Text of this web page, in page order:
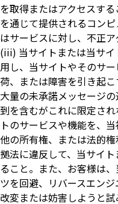
を取得またはアクセスす
を通じて提供されるコン
はサービスに対し、不正
(iii) 当サイトまたは当サ
用し、当サイトやそのサ
荷、または障害を引き起こ
大量の未承諾メッセージ
到を含むがこれに限定さ
トのサービスや機能を、
他の所有権、または法的
拠法に違反して、当サイ
ること。また、お客様は
ツを回避、リバースエン
改変または妨害しようと